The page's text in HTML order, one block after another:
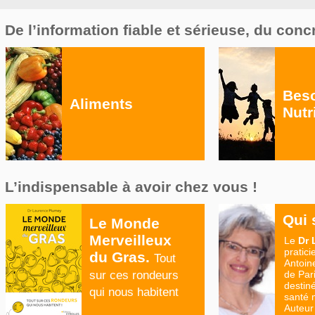
De l’information fiable et sérieuse, du
Aliments
L’indispensable à avoir chez vous !
Le Monde
Merveilleux
du Gras. Tout
sur ces rondeurs
qui nous habitent
Qui
Le Dr
de
santé